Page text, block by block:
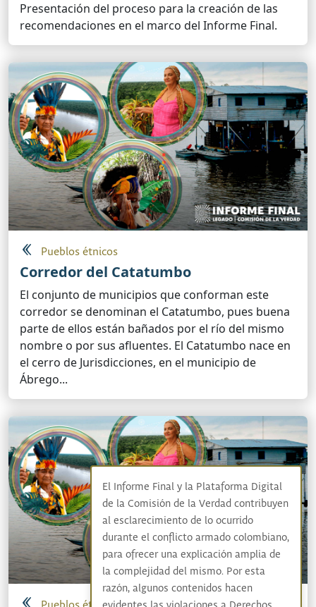
Presentación del proceso para la creación de las
recomendaciones en el marco del Informe Final.
Pueblos étnicos
Corredor del Catatumbo
El conjunto de municipios que conforman este
corredor se denominan el Catatumbo, pues buena
parte de ellos están bañados por el río del mismo
nombre o por sus afluentes. El Catatumbo nace en
el cerro de Jurisdicciones, en el municipio de
Ábrego...
El Informe Final y la Plataforma Digital
de la Comisión de la Verdad contribuyen
al esclarecimiento de lo ocurrido
durante el conflicto armado colombiano,
para ofrecer una explicación amplia de
la complejidad del mismo. Por esta
razón, algunos contenidos hacen